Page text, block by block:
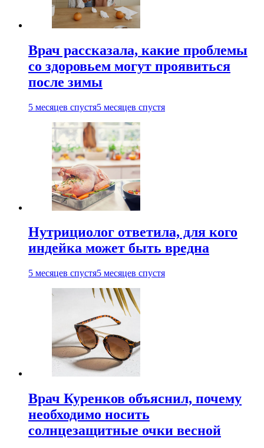
Врач рассказала, какие проблемы
со здоровьем могут проявиться
после зимы
5 месяцев спустя5 месяцев спустя
Нутрициолог ответила, для кого
индейка может быть вредна
5 месяцев спустя5 месяцев спустя
Врач Куренков объяснил, почему
необходимо носить
солнцезащитные очки весной